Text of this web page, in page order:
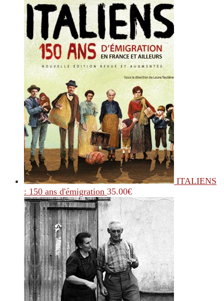
ITALIENS
: 150 ans d'émigration 35.00€